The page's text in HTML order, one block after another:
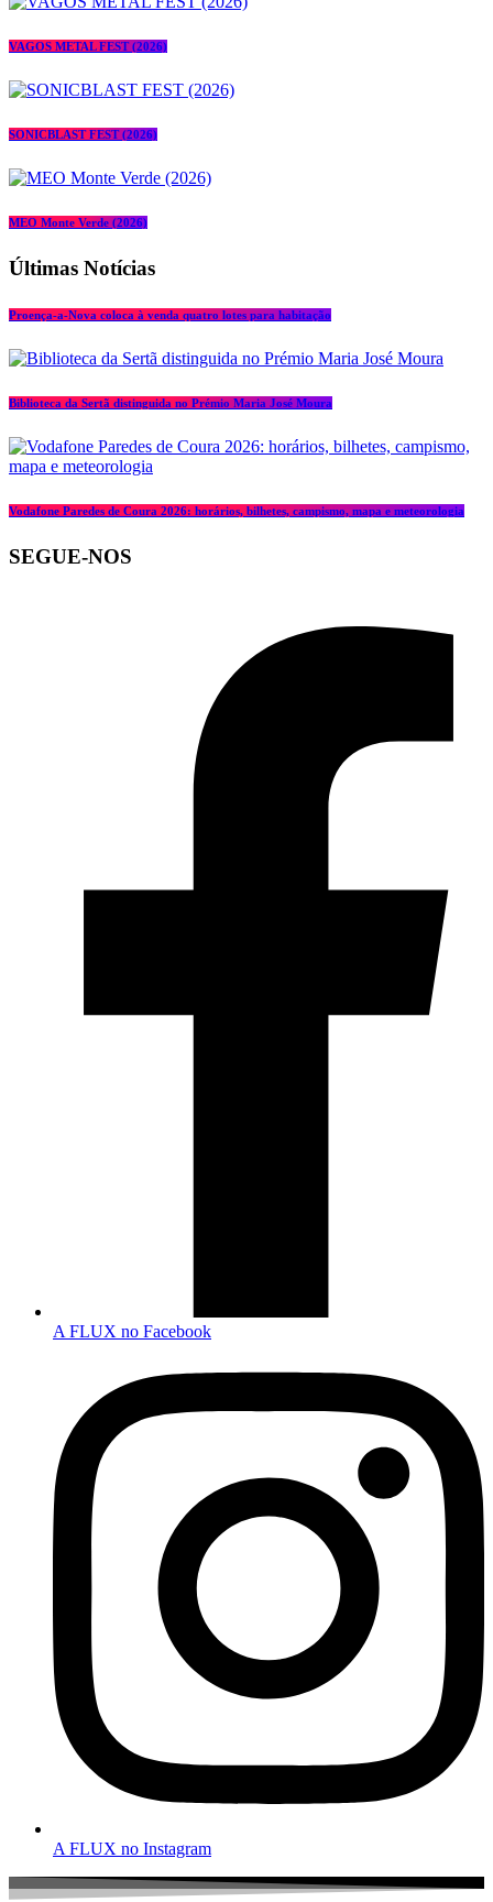
VAGOS METAL FEST (2026)
SONICBLAST FEST (2026)
MEO Monte Verde (2026)
Últimas Notícias
Proença-a-Nova coloca à venda quatro lotes para habitação
Biblioteca da Sertã distinguida no Prémio Maria José Moura
Vodafone Paredes de Coura 2026: horários, bilhetes, campismo, mapa e meteorologia
SEGUE-NOS
A FLUX no Facebook
A FLUX no Instagram